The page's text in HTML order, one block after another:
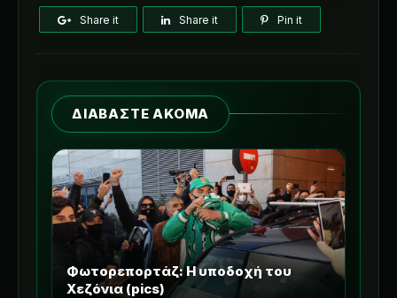
Share it Share it Pin it
ΔΙΑΒΑΣΤΕ ΑΚΟΜΑ
Φωτορεπορτάζ: Η υποδοχή του
Χεζόνια (pics)